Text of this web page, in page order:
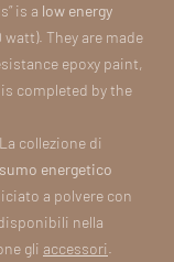
is a low energy
They are made
epoxy paint,
completed by the
collezione di
energetico
a polvere con
nella
gli accessori.